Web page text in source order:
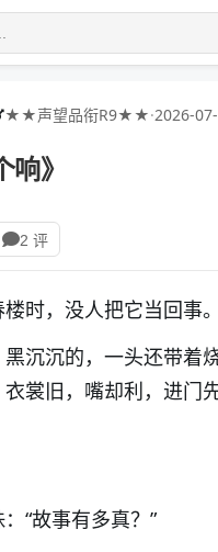
★★声望品衔R9★★·2026-
响》
2 评
时，没人把它当回事。
沉沉的，一头还带着
裳旧，嘴却利，进门
“故事有多真？”